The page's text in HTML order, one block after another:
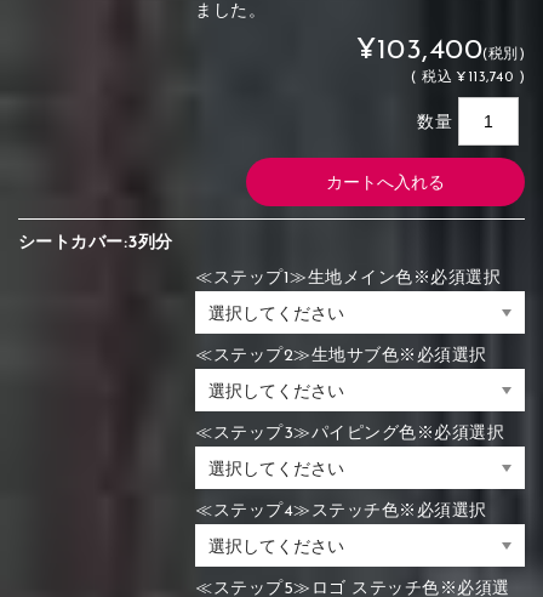
ました。
¥103,400(税別)
(税込 ¥113,740 )
数量
シートカバー:3列分
≪ステップ1≫生地メイン色※必須選択
≪ステップ2≫生地サブ色※必須選択
≪ステップ3≫パイピング色※必須選択
≪ステップ4≫ステッチ色※必須選択
≪ステップ5≫ロゴ ステッチ色※必須選